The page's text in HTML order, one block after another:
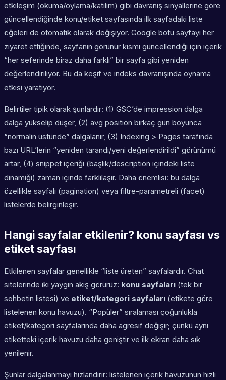
etkileşim (okuma/oylama/katılım) gibi davranış sinyallerine göre
güncellendiğinde konu/etiket sayfasında ilk sayfadaki liste
öğeleri de otomatik olarak değişiyor. Google botu sayfayı her
ziyaret ettiğinde, sayfanın görünür kısmı güncellendiği için içerik
“her seferinde biraz daha farklı” bir sayfa gibi yeniden
değerlendiriliyor. Bu da keşif ve indeks davranışında oynama
etkisi yaratıyor.
Belirtiler tipik olarak şunlardır: (1) GSC’de impression dalga
dalga yükselip düşer, (2) avg position birkaç gün boyunca
“normalin üstünde” dalgalanır, (3) Indexing > Pages tarafında
bazı URL’lerin “yeniden tarandı/yeni değerlendirildi” görünümü
artar, (4) snippet içeriği (başlık/description içindeki liste
dinamiği) zaman içinde farklılaşır. Daha önemlisi: bu dalga
özellikle sayfalı (pagination) veya filtre-parametreli (facet)
listelerde belirginleşir.
Hangi sayfalar etkilenir? konu sayfası vs
etiket sayfası
Etkilenen sayfalar genellikle “liste üreten” sayfalardır. Chat
sitelerinde iki yaygın akış görürüz: konu sayfaları (tek bir
sohbetin listesi) ve etiket/kategori sayfaları (etikete göre
listelenen konu havuzu). “Popüler” sıralaması çoğunlukla
etiket/kategori sayfalarında daha agresif değişir; çünkü aynı
etiketteki içerik havuzu daha geniştir ve ilk ekran daha sık
yenilenir.
Şunlar dalgalanmayı hızlandırır: listelenen içerik havuzunun hızlı